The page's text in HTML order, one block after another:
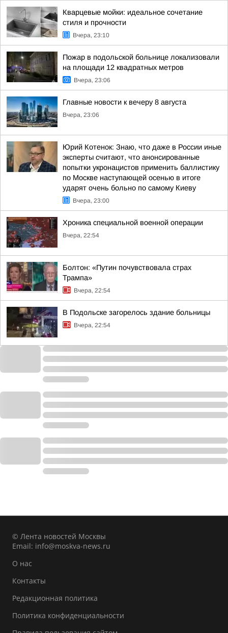
Кварцевые мойки: идеальное сочетание
стиля и прочности
Вчера, 23:10
Пожар в подольской больнице локализовали
на площади 12 квадратных метров
Вчера, 23:06
Главные новости к вечеру 8 августа
Вчера, 23:06
Юрий Котенок: Знаю, что даже в России иные
эксперты считают, что анонсированные
попытки укронацистов применить баллистику
по Москве наступающей осенью в итоге
ударят очень больно по самому Киеву
Вчера, 23:00
Хроника специальной военной операции
Вчера, 22:54
Болтон: «Путин почувствовала страх
Трампа»
Вчера, 22:54
В Подольске загорелось здание больницы
Вчера, 22:54
© Лента новостей Москвы
Email: info@moskva-news.ru
О нас
Контакты
Редакционная политика
Политика конфиденциальности